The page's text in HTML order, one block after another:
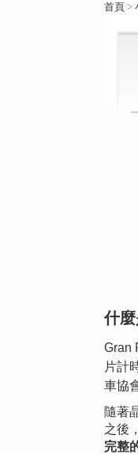
首頁 >
什麼
Gran
片計
車協
隨著
之後
完整